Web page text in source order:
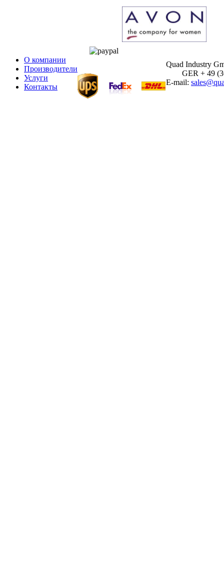
О компании
Производители
Услуги
Контакты
Quad Industry
GER + 49
E-mail: